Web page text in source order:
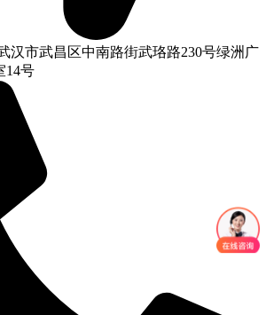
汉市武昌区中南路街武珞路230号绿洲广
14号